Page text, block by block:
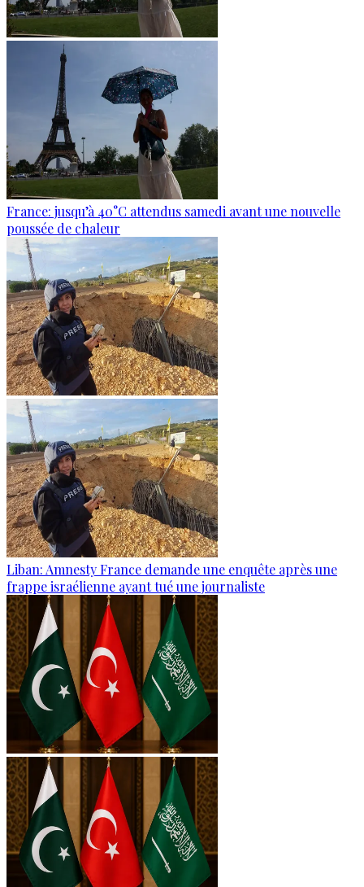
France: jusqu’à 40°C attendus samedi avant une nouvelle
poussée de chaleur
Liban: Amnesty France demande une enquête après une
frappe israélienne ayant tué une journaliste